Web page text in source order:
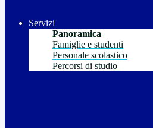
Servizi
Panoramica
Famiglie e studenti
Personale scolastico
Percorsi di studio